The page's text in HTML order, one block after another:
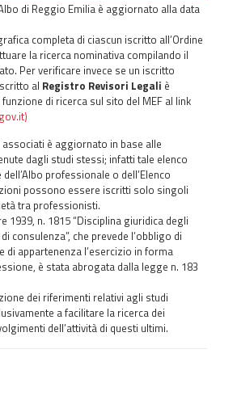
di Reggio Emilia è aggiornato alla data
completa di ciascun iscritto all’Ordine
la ricerca nominativa compilando il
Per verificare invece se un iscritto
al Registro Revisori Legali è
di ricerca sul sito del MEF al link
è aggiornato in base alle
dagli studi stessi; infatti tale elenco
professionale o dell’Elenco
possono essere iscritti solo singoli
tra professionisti.
1939, n. 1815 “Disciplina giuridica degli
consulenza”, che prevede l’obbligo di
di appartenenza l’esercizio in forma
è stata abrogata dalla legge n. 183
dei riferimenti relativi agli studi
a facilitare la ricerca dei
dell’attività di questi ultimi.